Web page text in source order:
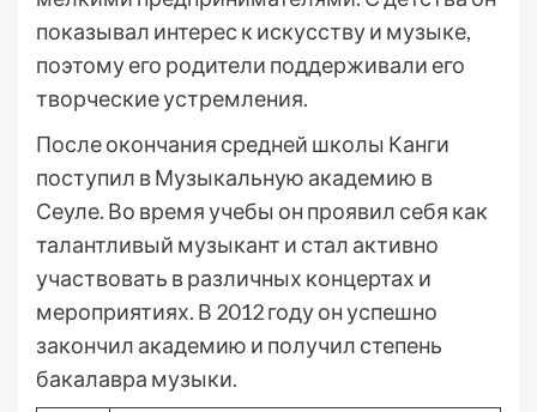
показывал интерес к искусству и музыке,
поэтому его родители поддерживали его
творческие устремления.
После окончания средней школы Канги
поступил в Музыкальную академию в
Сеуле. Во время учебы он проявил себя как
талантливый музыкант и стал активно
участвовать в различных концертах и
мероприятиях. В 2012 году он успешно
закончил академию и получил степень
бакалавра музыки.